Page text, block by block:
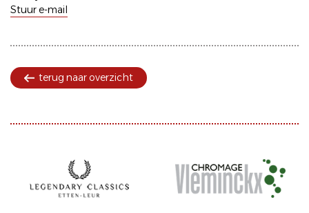
Stuur e-mail
terug naar overzicht